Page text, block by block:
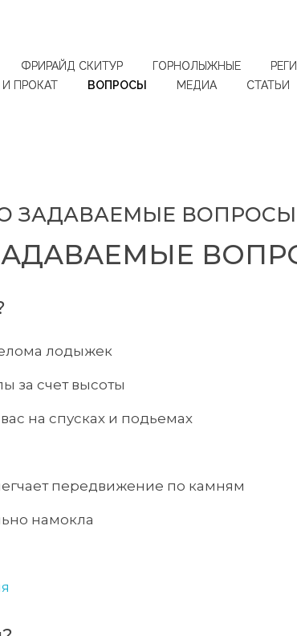
ФРИРАЙД СКИТУР ГОРНОЛЫЖНЫЕ
ПРОКАТ
ВОПРОСЫ МЕДИА СТАТЬИ
ЗАДАВАЕМЫЕ ВОПРОСЫ
лодыжек
за счет высоты
на спусках и подьемах
передвижение по камням
намокла